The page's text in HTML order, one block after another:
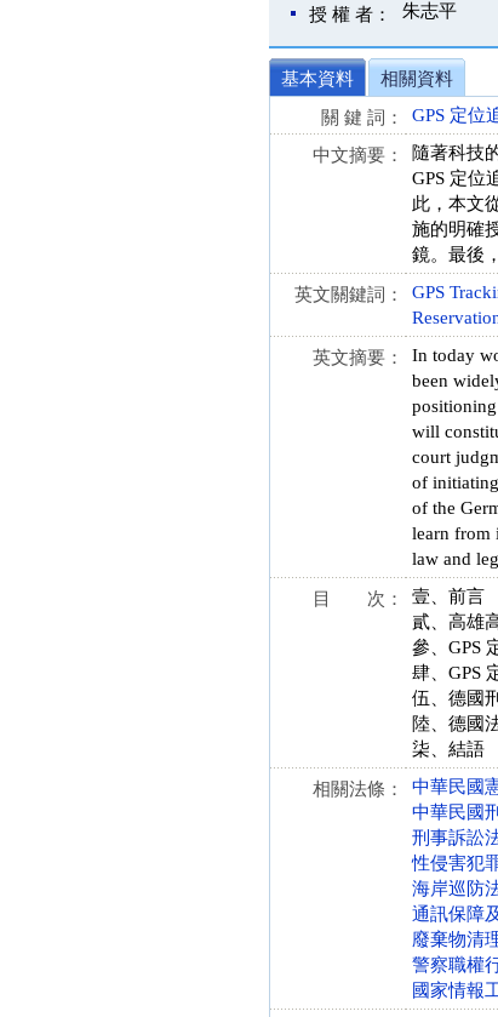
授 權 者：
朱志平
基本資料
相關資料
關 鍵 詞：
GPS 定位
中文摘要：
隨著科技
GPS 定位
此，本文
施的明確
鏡。最後
英文關鍵詞： GPS
英文摘要：
In today
been
will
court
of
of the
learn from
law and
目 次：
壹、前言
貳、高雄
參、GPS
肆、GPS
伍、德國
陸、德國
柒、結語
相關法條：
中華民國
中華民國
刑事訴訟
性侵害犯
海岸巡防
通訊保障
廢棄物清
警察職權
國家情報